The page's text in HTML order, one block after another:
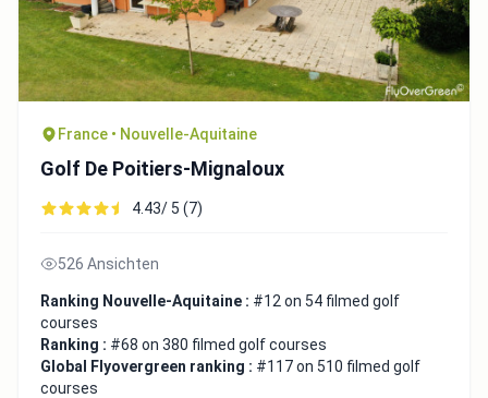
France • Nouvelle-Aquitaine
Golf De Poitiers-Mignaloux
4.43/ 5 (7)
526 Ansichten
Ranking Nouvelle-Aquitaine : #12 on 54 filmed golf
courses
Ranking : #68 on 380 filmed golf courses
Global Flyovergreen ranking : #117 on 510 filmed golf
courses